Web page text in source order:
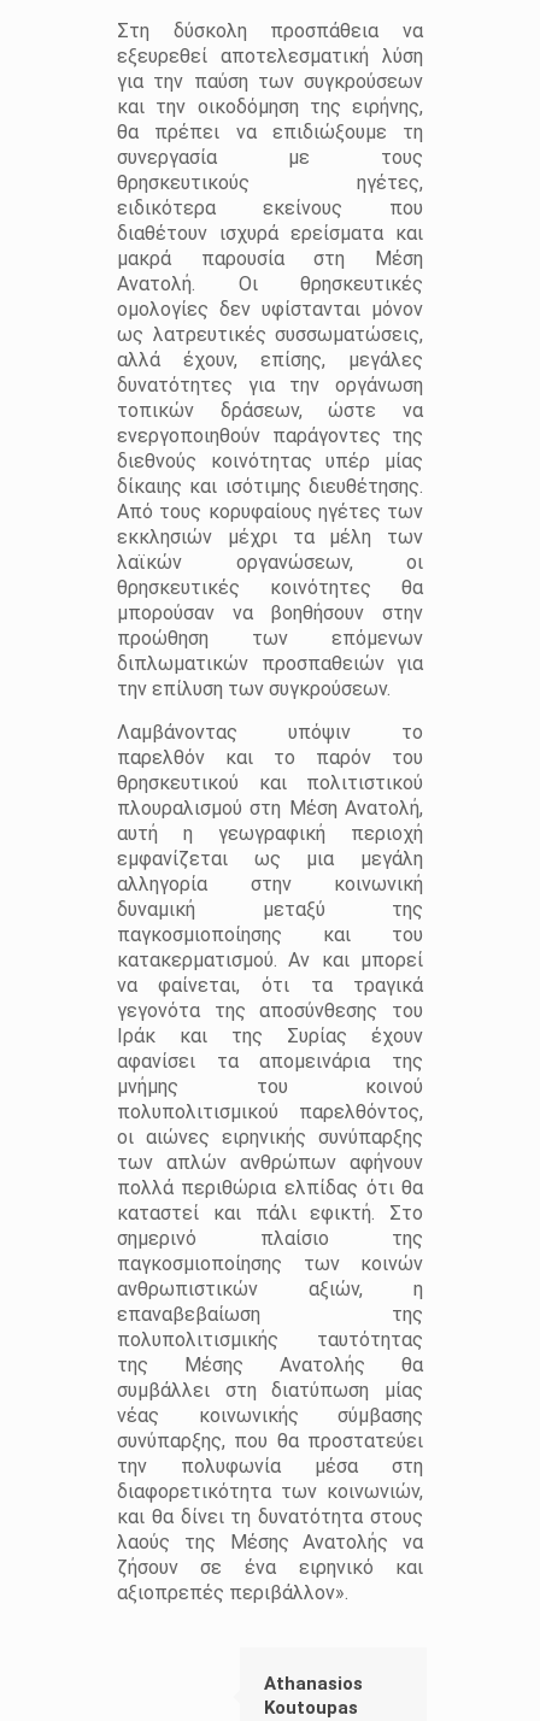
Στη δύσκολη προσπάθεια να
εξευρεθεί αποτελεσματική λύση
για την παύση των συγκρούσεων
και την οικοδόμηση της ειρήνης,
θα πρέπει να επιδιώξουμε τη
συνεργασία με τους
θρησκευτικούς ηγέτες,
ειδικότερα εκείνους που
διαθέτουν ισχυρά ερείσματα και
μακρά παρουσία στη Μέση
Ανατολή. Οι θρησκευτικές
ομολογίες δεν υφίστανται μόνον
ως λατρευτικές συσσωματώσεις,
αλλά έχουν, επίσης, μεγάλες
δυνατότητες για την οργάνωση
τοπικών δράσεων, ώστε να
ενεργοποιηθούν παράγοντες της
διεθνούς κοινότητας υπέρ μίας
δίκαιης και ισότιμης διευθέτησης.
Από τους κορυφαίους ηγέτες των
εκκλησιών μέχρι τα μέλη των
λαϊκών οργανώσεων, οι
θρησκευτικές κοινότητες θα
μπορούσαν να βοηθήσουν στην
προώθηση των επόμενων
διπλωματικών προσπαθειών για
την επίλυση των συγκρούσεων.
Λαμβάνοντας υπόψιν το
παρελθόν και το παρόν του
θρησκευτικού και πολιτιστικού
πλουραλισμού στη Μέση Ανατολή,
αυτή η γεωγραφική περιοχή
εμφανίζεται ως μια μεγάλη
αλληγορία στην κοινωνική
δυναμική μεταξύ της
παγκοσμιοποίησης και του
κατακερματισμού. Αν και μπορεί
να φαίνεται, ότι τα τραγικά
γεγονότα της αποσύνθεσης του
Ιράκ και της Συρίας έχουν
αφανίσει τα απομεινάρια της
μνήμης του κοινού
πολυπολιτισμικού παρελθόντος,
οι αιώνες ειρηνικής συνύπαρξης
των απλών ανθρώπων αφήνουν
πολλά περιθώρια ελπίδας ότι θα
καταστεί και πάλι εφικτή. Στο
σημερινό πλαίσιο της
παγκοσμιοποίησης των κοινών
ανθρωπιστικών αξιών, η
επαναβεβαίωση της
πολυπολιτισμικής ταυτότητας
της Μέσης Ανατολής θα
συμβάλλει στη διατύπωση μίας
νέας κοινωνικής σύμβασης
συνύπαρξης, που θα προστατεύει
την πολυφωνία μέσα στη
διαφορετικότητα των κοινωνιών,
και θα δίνει τη δυνατότητα στους
λαούς της Μέσης Ανατολής να
ζήσουν σε ένα ειρηνικό και
αξιοπρεπές περιβάλλον».
Athanasios
Koutoupas